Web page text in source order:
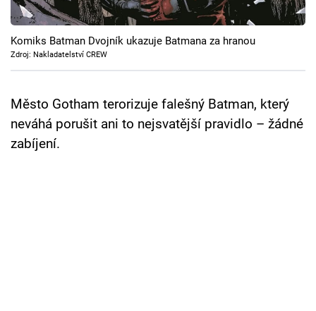
Cool Esport
Pořady
Sledujte prima+
Komiks Batman Dvojník ukazuje Batmana za hranou
Zdroj: Nakladatelství CREW
Město Gotham terorizuje falešný Batman, který
neváhá porušit ani to nejsvatější pravidlo – žádné
zabíjení.